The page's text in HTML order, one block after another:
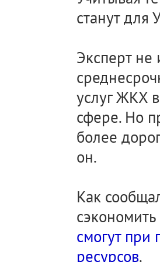
станут для
Эксперт не
услуг ЖКХ
сфере. Но
более
он.
Как
смогут
ресурсов.